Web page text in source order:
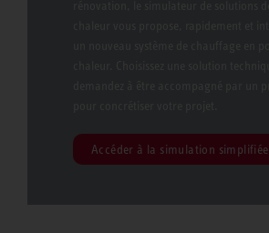
Accéder à la simulation simplifiée